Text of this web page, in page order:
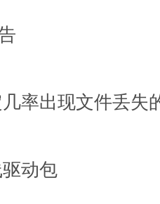
率出现文件丢失
动包